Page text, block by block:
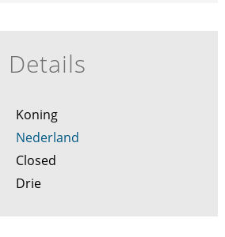
Details
Koning
Nederland
Closed
Drie